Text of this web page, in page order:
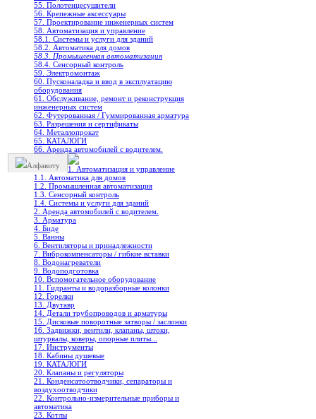
55. Полотенцесушители
56. Крепежные аксессуары
57. Проектирование инженерных систем
58. Автоматизация и управление
58.1. Системы и услуги для зданий
58.2. Автоматика для домов
58.3. Промышленная автоматизация
58.4. Сенсорный контроль
59. Электромонтаж
60. Пусконаладка и ввод в эксплуатацию
оборудования
61. Обслуживание, ремонт и реконструкция
инженерных систем
62. Футерованная / Гуммированная арматура
63. Разрешения и сертификаты
64. Металлопрокат
65. КАТАЛОГИ
66. Аренда автомобилей с водителем.
Алфавиту
1. Автоматизация и управление
1.1. Автоматика для домов
1.2. Промышленная автоматизация
1.3. Сенсорный контроль
1.4. Системы и услуги для зданий
2. Аренда автомобилей с водителем.
3. Арматура
4. Биде
5. Ванны
6. Вентиляторы и принадлежности
7. Виброкомпенсаторы / гибкие вставки
8. Водонагреватели
9. Водоподготовка
10. Вспомогательное оборудование
11. Гидранты и водоразборные колонки
12. Горелки
13. Двутавр
14. Детали трубопроводов и арматуры
15. Дисковые поворотные затворы / заслонки
16. Задвижки, вентили, клапаны, штоки,
штурвалы, коверы, опорные плиты...
17. Инструменты
18. Кабины душевые
19. КАТАЛОГИ
20. Клапаны и регуляторы
21. Конденсатоотводчики, сепараторы и
воздухоотводчики
22. Контрольно-измерительные приборы и
автоматика
23. Котлы